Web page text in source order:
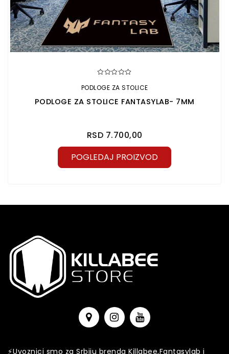
PODLOGE ZA STOLICE
PODLOGE ZA STOLICE FANTASYLAB- 7MM
RSD 7.700,00
POGLEDAJ PROIZVOD
⚡️️Uvoznici smo za Srbiju brenda Killabee,Fantasylab i